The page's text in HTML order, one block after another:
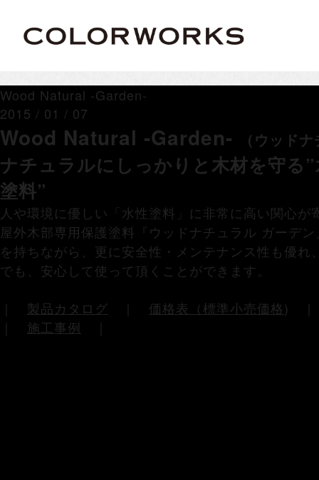
Wood Natural -Garden-
2015 / 01 / 07
Wood Natural -Garden- （ウッド
ナチュラルにしっかりと木材を守る
塗料”
人や環境に優しい「水性塗料」に非常に高い関心
屋外木部専用保護塗料『ウッドナチュラル ガーデ
を持ちながら、更に安全性・メンテナンス性も優
でも、安心して使って頂くことができます。
製品カタログ 価格表（標準小売価格)
施工事例